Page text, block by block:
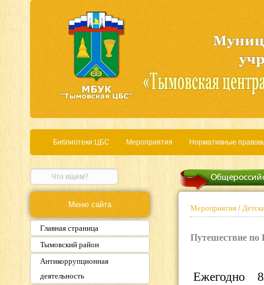
Библиотеки ЦБС Мероприятия Нормативные
Меню сайта
Главная страница
Тымовский район
Антикоррупционная
деятельность
Мероприятия /
Путешествие по
Ежегодно